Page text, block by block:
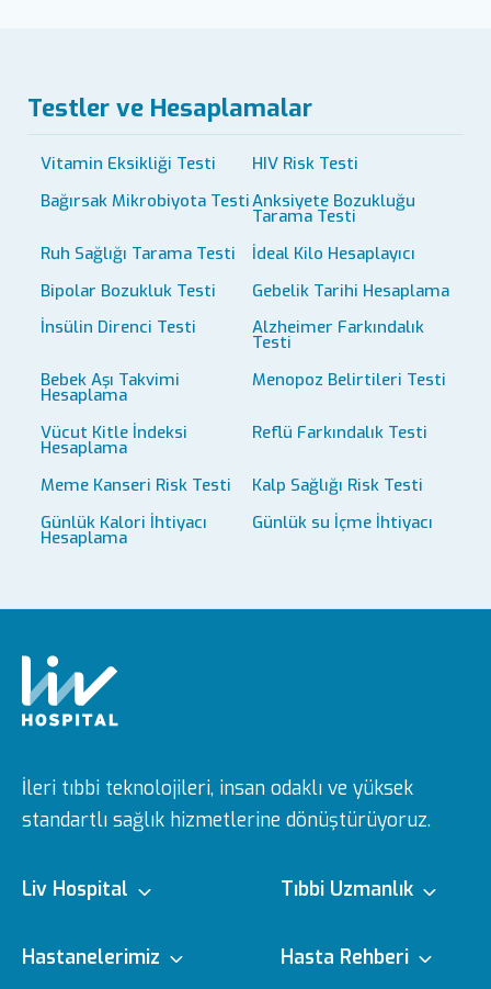
Testler ve Hesaplamalar
Vitamin Eksikliği Testi
HIV Risk Testi
Bağırsak Mikrobiyota TestiAnksiyete Bozukluğu
Tarama Testi
Ruh Sağlığı Tarama Testi
İdeal Kilo Hesaplayıcı
Bipolar Bozukluk Testi
Gebelik Tarihi Hesaplama
İnsülin Direnci Testi
Alzheimer Farkındalık
Testi
Bebek Aşı Takvimi
Hesaplama
Menopoz Belirtileri Testi
Vücut Kitle İndeksi
Hesaplama
Reflü Farkındalık Testi
Meme Kanseri Risk Testi
Kalp Sağlığı Risk Testi
Günlük Kalori İhtiyacı
Hesaplama
Günlük su İçme İhtiyacı
İleri tıbbi teknolojileri, insan odaklı ve yüksek
standartlı sağlık hizmetlerine dönüştürüyoruz.
Liv Hospital
Hastanelerimiz
Tıbbi Uzmanlık
Hasta Rehberi